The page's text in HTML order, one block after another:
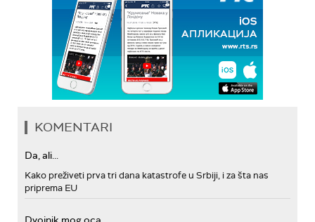
KOMENTARI
Da, ali...
Kako preživeti prva tri dana katastrofe u Srbiji, i za šta nas
priprema EU